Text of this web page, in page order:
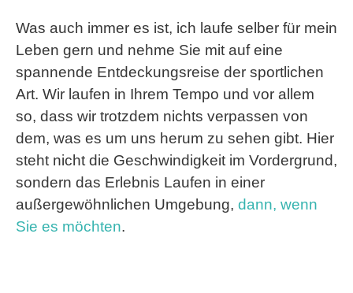
Was auch immer es ist, ich laufe selber für mein
Leben gern und nehme Sie mit auf eine
spannende Entdeckungsreise der sportlichen
Art. Wir laufen in Ihrem Tempo und vor allem
so, dass wir trotzdem nichts verpassen von
dem, was es um uns herum zu sehen gibt. Hier
steht nicht die Geschwindigkeit im Vordergrund,
sondern das Erlebnis Laufen in einer
außergewöhnlichen Umgebung, dann, wenn
Sie es möchten.